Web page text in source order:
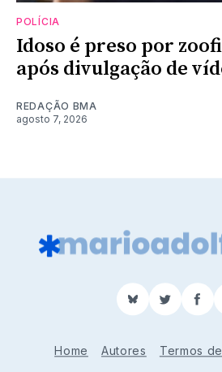
POLÍCIA
Idoso é preso por
após divulgação de
REDAÇÃO BMA
agosto 7, 2026
BlueSkyTwitter
Home Autores Termos